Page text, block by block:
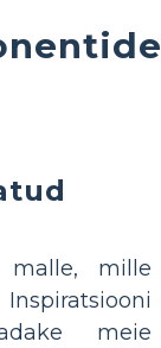
mille
meie